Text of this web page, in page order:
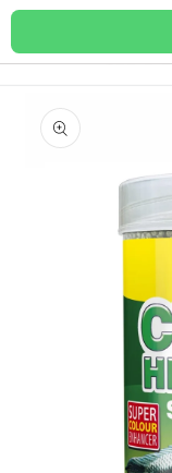
Ir
al contenido
Ir
información